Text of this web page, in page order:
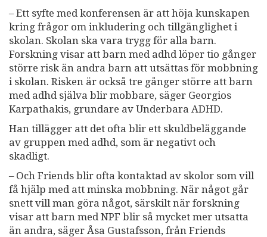
– Ett syfte med konferensen är att höja kunskapen
kring frågor om inkludering och tillgänglighet i
skolan. Skolan ska vara trygg för alla barn.
Forskning visar att barn med adhd löper tio gånger
större risk än andra barn att utsättas för mobbning
i skolan. Risken är också tre gånger större att barn
med adhd själva blir mobbare, säger Georgios
Karpathakis, grundare av Underbara ADHD.
Han tillägger att det ofta blir ett skuldbeläggande
av gruppen med adhd, som är negativt och
skadligt.
– Och Friends blir ofta kontaktad av skolor som vill
få hjälp med att minska mobbning. När något går
snett vill man göra något, särskilt när forskning
visar att barn med NPF blir så mycket mer utsatta
än andra, säger Åsa Gustafsson, från Friends